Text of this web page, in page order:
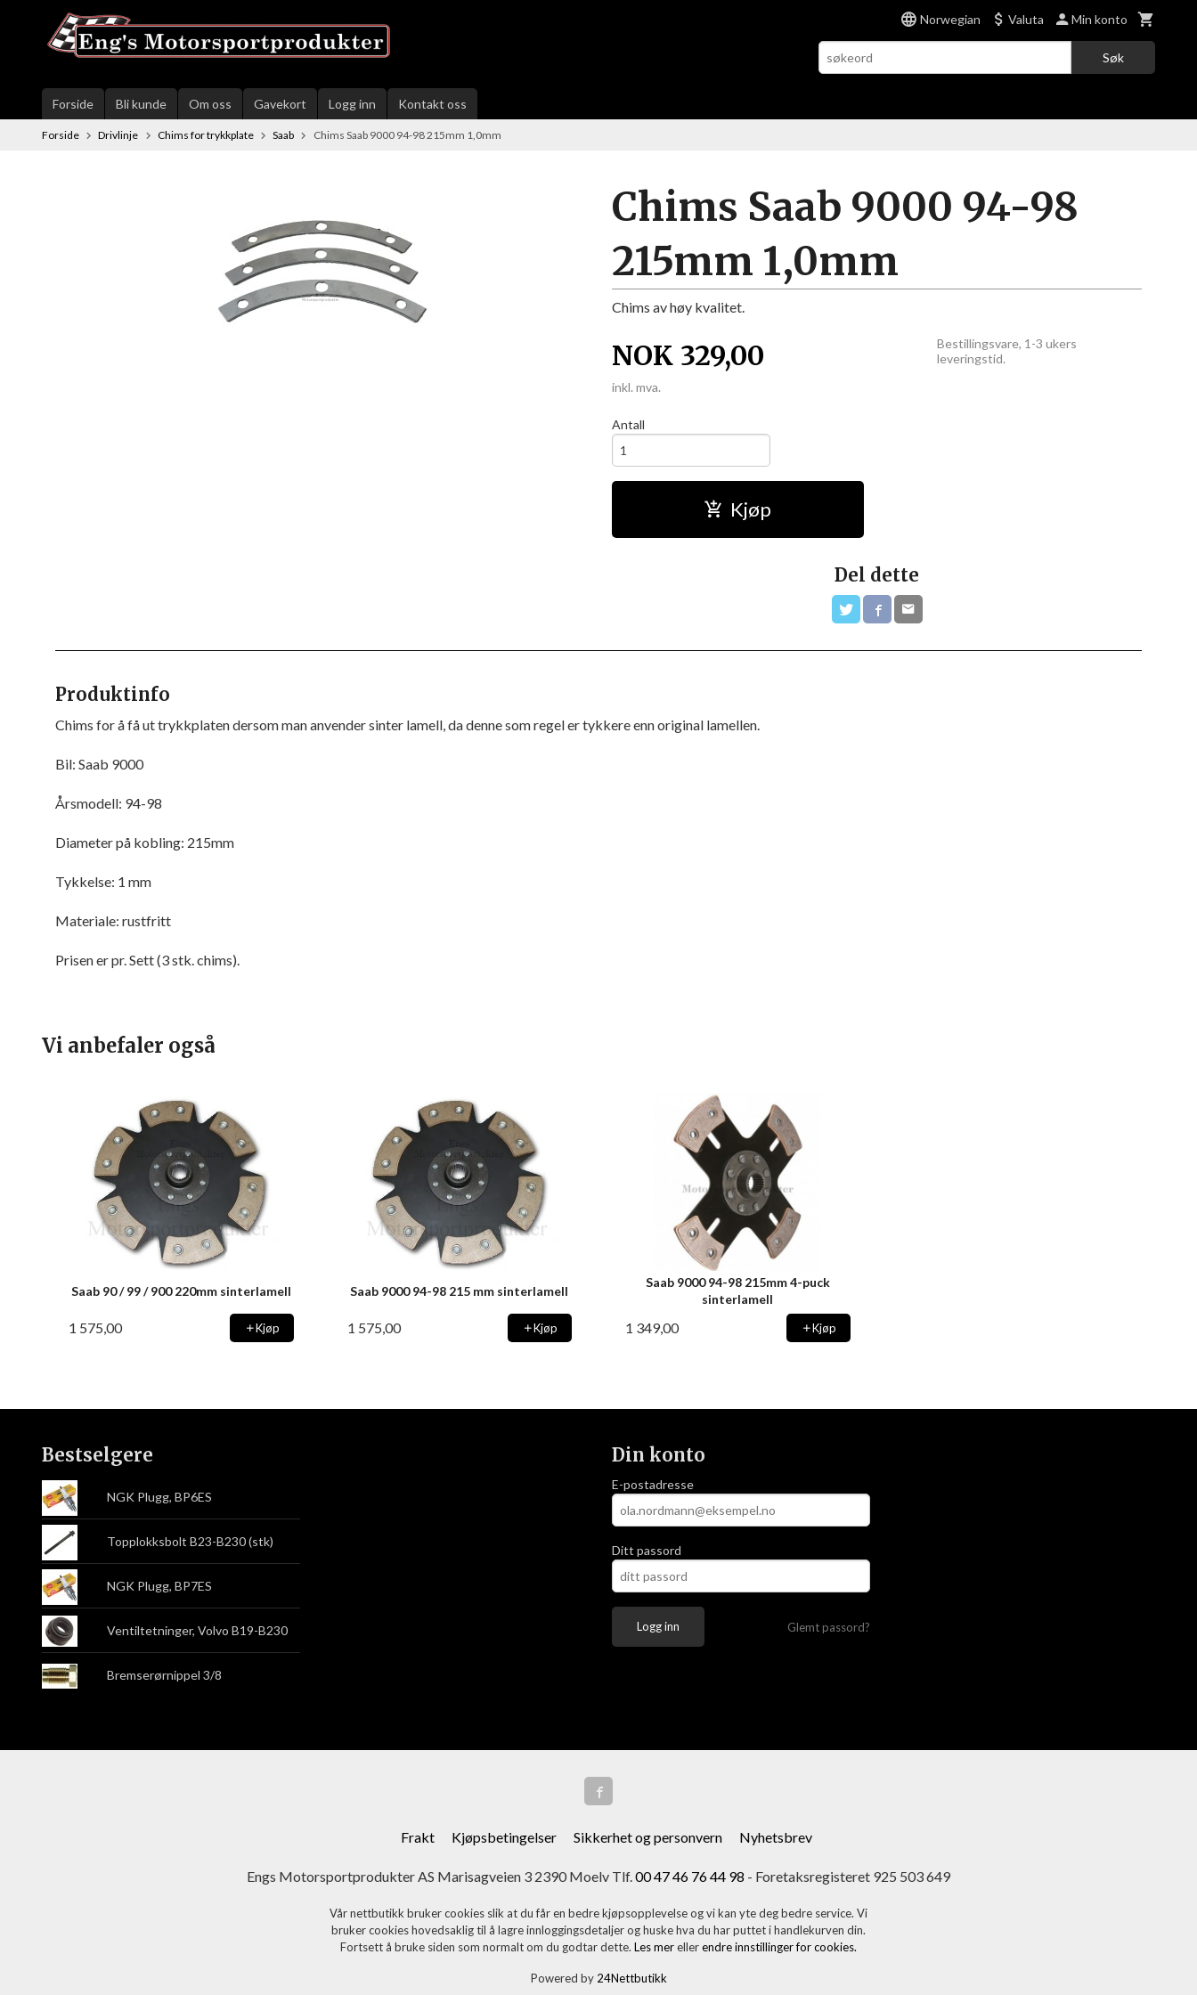
innholdet
Norwegian Valuta Min konto
Søk
Forside Bli kunde Om oss Gavekort Logg inn Kontakt oss
Forside Drivlinje Chims for trykkplate Saab Chims Saab 9000 94-98 215mm 1,0mm
Chims Saab 9000 94-98
215mm 1,0mm
Chims av høy kvalitet.
NOK 329,00
inkl. mva.
Bestillingsvare, 1-3 ukers
leveringstid.
Antall
Kjøp
Del dette
Produktinfo
Chims for å få ut trykkplaten dersom man anvender sinter lamell, da denne som regel er tykkere enn original lamellen.
Bil: Saab 9000
Årsmodell: 94-98
Diameter på kobling: 215mm
Tykkelse: 1 mm
Materiale: rustfritt
Prisen er pr. Sett (3 stk. chims).
Vi anbefaler også
Saab 90 / 99 / 900 220mm sinterlamell
1 575,00 Kjøp
Saab 9000 94-98 215 mm sinterlamell
1 575,00 Kjøp
Saab 9000 94-98 215mm 4-puck
sinterlamell
1 349,00 Kjøp
Bestselgere
NGK Plugg, BP6ES
Topplokksbolt B23-B230 (stk)
NGK Plugg, BP7ES
Ventiltetninger, Volvo B19-B230
Bremserørnippel 3/8
Din konto
E-postadresse
Ditt passord
Glemt passord?
Frakt Kjøpsbetingelser Sikkerhet og personvern Nyhetsbrev
Engs Motorsportprodukter AS Marisagveien 3 2390 Moelv Tlf. 00 47 46 76 44 98 - Foretaksregisteret 925 503 649
Vår nettbutikk bruker cookies slik at du får en bedre kjøpsopplevelse og vi kan yte deg bedre service. Vi
bruker cookies hovedsaklig til å lagre innloggingsdetaljer og huske hva du har puttet i handlekurven din.
Fortsett å bruke siden som normalt om du godtar dette. Les merellerendre innstillinger for cookies.
Powered by 24Nettbutikk